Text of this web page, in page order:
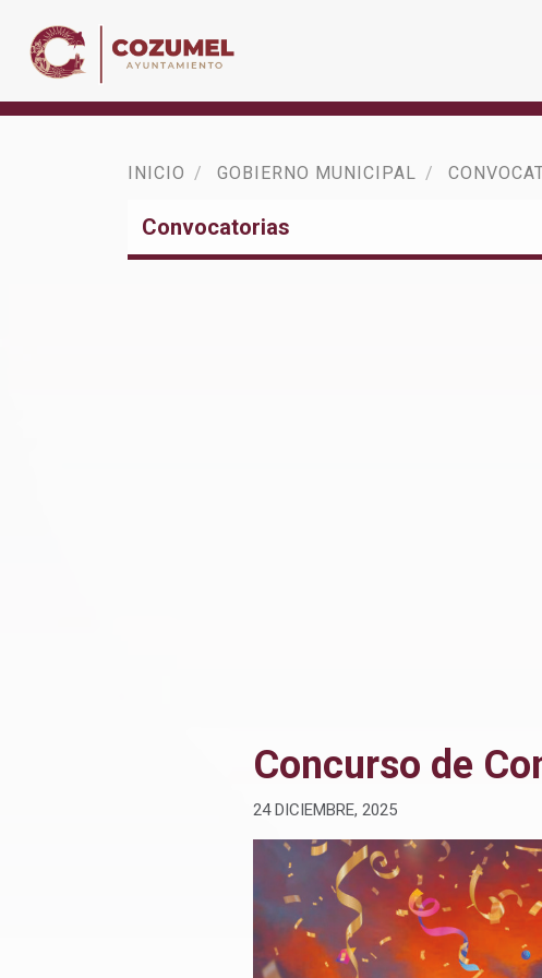
INICIO GOBIERNO MUNICIPAL
Convocatorias
Concurso de
24 DICIEMBRE, 2025